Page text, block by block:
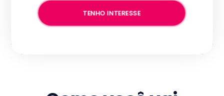
TENHO INTERESSE